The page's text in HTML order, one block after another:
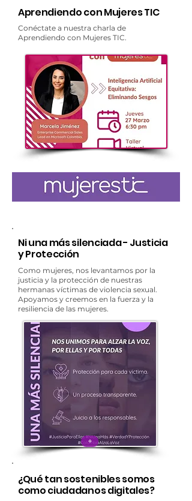
Aprendiendo con Mujeres TIC
Conéctate a nuestra charla de
Aprendiendo con Mujeres TIC.
Ni una más silenciada - Justicia
y Protección
Como mujeres, nos levantamos por la
justicia y la protección de nuestras
hermanas víctimas de violencia sexual.
Apoyamos y creemos en la fuerza y la
resiliencia de las mujeres.
+
¿Qué tan sostenibles somos
como ciudadanos digitales?